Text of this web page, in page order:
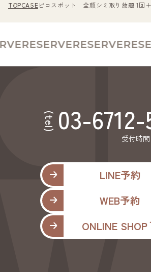
TOPCASEピコスポット 全顔シミ取り放題 1
RESERVERESERVE
(tel) 03-
受付時
LINE予約
WEB予約
ONLINE SHOP